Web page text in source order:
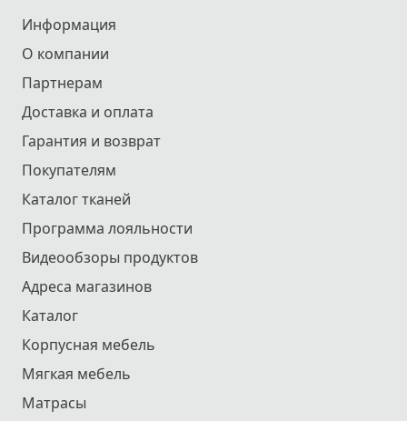
Информация
О компании
Партнерам
Доставка и оплата
Гарантия и возврат
Покупателям
Каталог тканей
Программа лояльности
Видеообзоры продуктов
Адреса магазинов
Каталог
Корпусная мебель
Мягкая мебель
Матрасы